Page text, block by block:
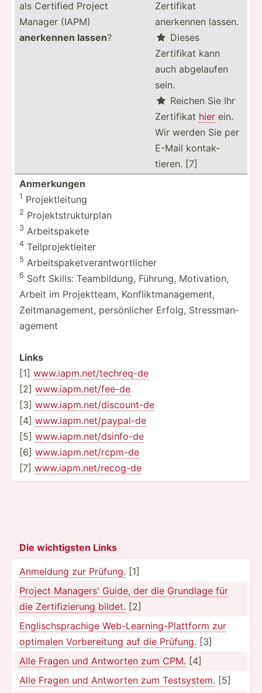
als Certified Project
Manager (IAPM)
anerkennen lassen?
Zertifikat
anerkennen lassen.
 Dieses
Zertifikat kann
auch abgelaufen
sein.
 Reichen Sie Ihr
Zertifikat hier ein.
Wir werden Sie per
E-Mail kontak­
tieren. [7]
Anmerk­ungen
1 Projek­tle­itung
2 Projek­tst­ruk­turplan
3 Arbeit­spakete
4 Teilpr­oje­ktl­eiter
5 Arbeit­spa­ket­ver­ant­wor­tlicher
6 Soft Skills: Teambi­ldung, Führung, Motiva­tion,
Arbeit im Projek­tteam, Konfli­ktm­ana­gement,
Zeitma­nag­ement, persön­licher Erfolg, Stress­man­
agement
Links
[1] www.ia­pm.n­et­/te­chr­eq-de
[2] www.ia­pm.n­et­/fee-de
[3] www.ia­pm.n­et­/di­sco­unt-de
[4] www.ia­pm.n­et­/pa­ypal-de
[5] www.ia­pm.n­et­/ds­info-de
[6] www.ia­pm.n­et­/rc­pm-de
[7] www.ia­pm.n­et­/re­cog-de
Die wichti­gsten Links
Anmeldung zur Prüfung. [1]
Project Managers' Guide, der die Grundlage für
die Zertif­izi­erung bildet. [2]
Englis­chs­pra­chige Web-Le­arn­ing­-Pl­attform zur
optimalen Vorber­eitung auf die Prüfung. [3]
Alle Fragen und Antworten zum CPM. [4]
Alle Fragen und Antworten zum Testsy­stem. [5]